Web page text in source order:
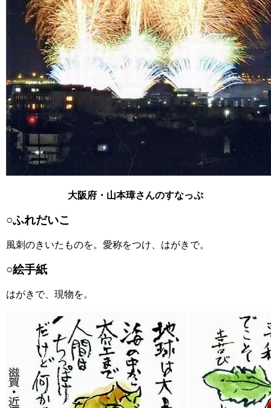
大阪府・山本璋さんのすなっぷ
○ふれだいこ
風刺のきいたものを。愛称をつけ、はがきで。
○絵手紙
はがきで、現物を。